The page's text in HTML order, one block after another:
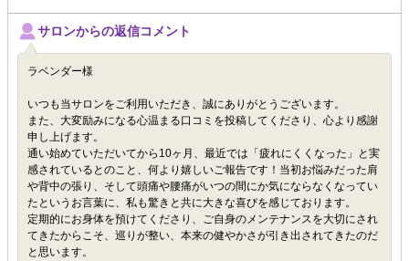
サロンからの返信コメント
ラベンダー様
いつも当サロンをご利用いただき、誠にありがとうございます。
また、大変励みになる心温まる口コミを投稿してくださり、心より感謝
申し上げます。
通い始めていただいてから10ヶ月、最近では「疲れにくくなった」と実
感されているとのこと、何より嬉しいご報告です！当初お悩みだった肩
や背中の張り、そして頭痛や腰痛がいつの間にか気にならなくなってい
たというお言葉に、私も驚きと共に大きな喜びを感じております。
定期的にお身体を預けてくださり、ご自身のメンテナンスを大切にされ
てきたからこそ、巡りが整い、本来の健やかさが引き出されてきたのだ
と思います。